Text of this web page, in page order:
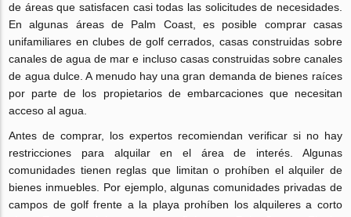
de áreas que satisfacen casi todas las solicitudes de necesidades.
En algunas áreas de Palm Coast, es posible comprar casas
unifamiliares en clubes de golf cerrados, casas construidas sobre
canales de agua de mar e incluso casas construidas sobre canales
de agua dulce. A menudo hay una gran demanda de bienes raíces
por parte de los propietarios de embarcaciones que necesitan
acceso al agua.
Antes de comprar, los expertos recomiendan verificar si no hay
restricciones para alquilar en el área de interés. Algunas
comunidades tienen reglas que limitan o prohíben el alquiler de
bienes inmuebles. Por ejemplo, algunas comunidades privadas de
campos de golf frente a la playa prohíben los alquileres a corto